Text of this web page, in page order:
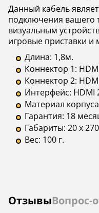
Данный кабель
подключения вашего
визуальным
игровые приставки и
Длина: 1,8м.
Коннектор 1:
Коннектор 2:
Интерфейс: HDMI
Материал
Гарантия: 18
Габариты: 20 х
Вес: 100 г.
ОтзывыВопрос-